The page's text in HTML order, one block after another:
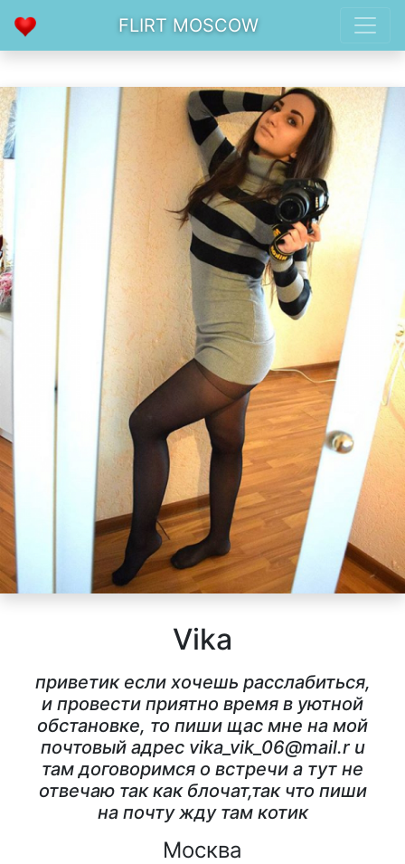
FLIRT MOSCOW
Vika
приветик если хочешь расслабиться,
и провести приятно время в уютной
обстановке, то пиши щас мне на мой
почтовый адрес vika_vik_06@mail.r u
там договоримся о встречи а тут не
отвечаю так как блочат,так что пиши
на почту жду там котик
Москва